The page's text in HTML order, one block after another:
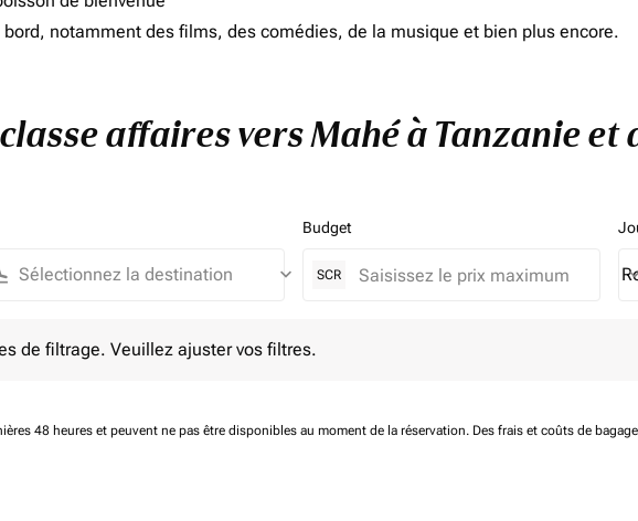
notamment des films, des comédies, de la musique et bien plus encore.
affaires vers Mahé à Tanzanie
keyboard_arrow_down
Budget
SCR
de filtrage. Veuillez ajuster vos filtres.
48 heures et peuvent ne pas être disponibles au moment de la réservation. Des frais et coûts de